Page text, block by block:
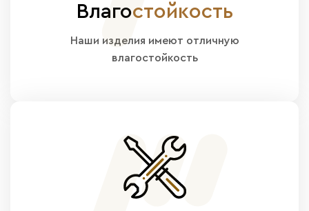
Влагостойкость
Наши изделия имеют отличную
влагостойкость